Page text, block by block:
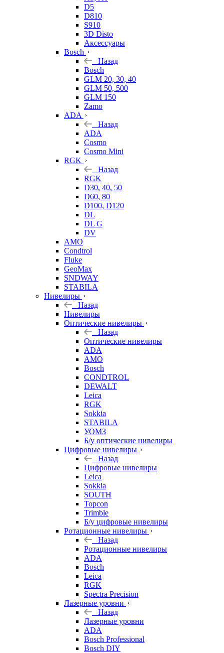
D5
D810
S910
3D Disto
Аксессуары
Bosch
Назад
Bosch
GLM 20, 30, 40
GLM 50, 500
GLM 150
Zamo
ADA
Назад
ADA
Cosmo
Cosmo Mini
RGK
Назад
RGK
D30, 40, 50
D60, 80
D100, D120
DL
DL G
DV
AMO
Condtrol
Fluke
GeoMax
SNDWAY
STABILA
Нивелиры
Назад
Нивелиры
Оптические нивелиры
Назад
Оптические нивелиры
ADA
AMO
Bosch
CONDTROL
DEWALT
Leica
RGK
Sokkia
STABILA
УОМЗ
Б/у оптические нивелиры
Цифровые нивелиры
Назад
Цифровые нивелиры
Leica
Sokkia
SOUTH
Topcon
Trimble
Б/у цифровые нивелиры
Ротационные нивелиры
Назад
Ротационные нивелиры
ADA
Bosch
Leica
RGK
Spectra Precision
Лазерные уровни
Назад
Лазерные уровни
ADA
Bosch Professional
Bosch DIY